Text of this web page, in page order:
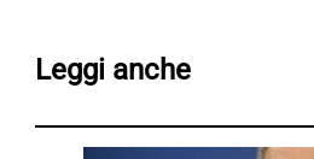
Leggi anche